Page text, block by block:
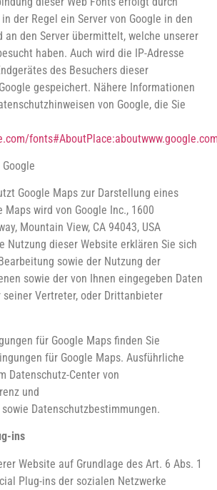
der Regel ein Server von Google in den
an den Server übermittelt, welche unserer
haben. Auch wird die IP-Adresse
des Besuchers dieser
gespeichert. Nähere Informationen
von Google, die Sie
fonts#AboutPlace:about
Google Maps zur Darstellung eines
Maps wird von Google Inc., 1600
Mountain View, CA 94043, USA
Nutzung dieser Website erklären Sie sich
sowie der Nutzung der
sowie der von Ihnen eingegeben Daten
seiner Vertreter, oder Drittanbieter
für Google Maps finden Sie
für Google Maps. Ausführliche
Datenschutz-Center von
und
Datenschutzbestimmungen.
ins
Website auf Grundlage des Art. 6 Abs. 1
Plug-ins der sozialen Netzwerke